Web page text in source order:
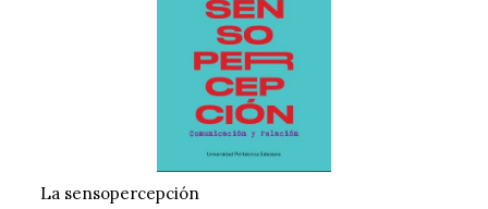
La sensopercepción